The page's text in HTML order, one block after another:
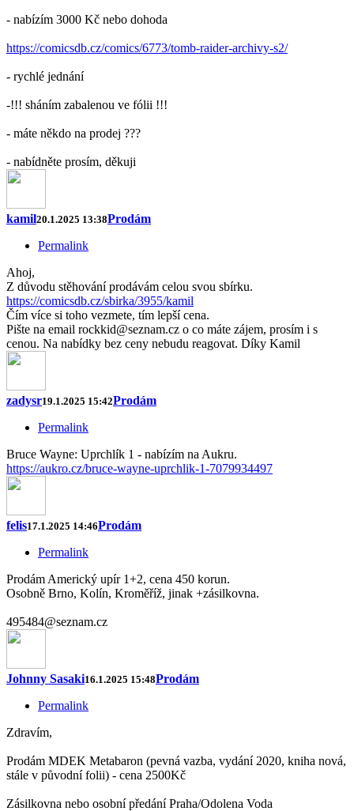
- nabízím 3000 Kč nebo dohoda
https://comicsdb.cz/comics/6773/tomb-raider-archivy-s2/
- rychlé jednání
-!!! sháním zabalenou ve fólii !!!
- máte někdo na prodej ???
- nabídněte prosím, děkuji
kamil20.1.2025 13:38Prodám
Permalink
Ahoj,
Z důvodu stěhování prodávám celou svou sbírku.
https://comicsdb.cz/sbirka/3955/kamil
Čím více si toho vezmete, tím lepší cena.
Pište na email rockkid@seznam.cz o co máte zájem, prosím i s
cenou. Na nabídky bez ceny nebudu reagovat. Díky Kamil
zadysr19.1.2025 15:42Prodám
Permalink
Bruce Wayne: Uprchlík 1 - nabízím na Aukru.
https://aukro.cz/bruce-wayne-uprchlik-1-7079934497
felis17.1.2025 14:46Prodám
Permalink
Prodám Americký upír 1+2, cena 450 korun.
Osobně Brno, Kolín, Kroměříž, jinak +zásilkovna.
495484@seznam.cz
Johnny Sasaki16.1.2025 15:48Prodám
Permalink
Zdravím,
Prodám MDEK Metabaron (pevná vazba, vydání 2020, kniha nová,
stále v původní folii) - cena 2500Kč
Zásilkovna nebo osobní předání Praha/Odolena Voda